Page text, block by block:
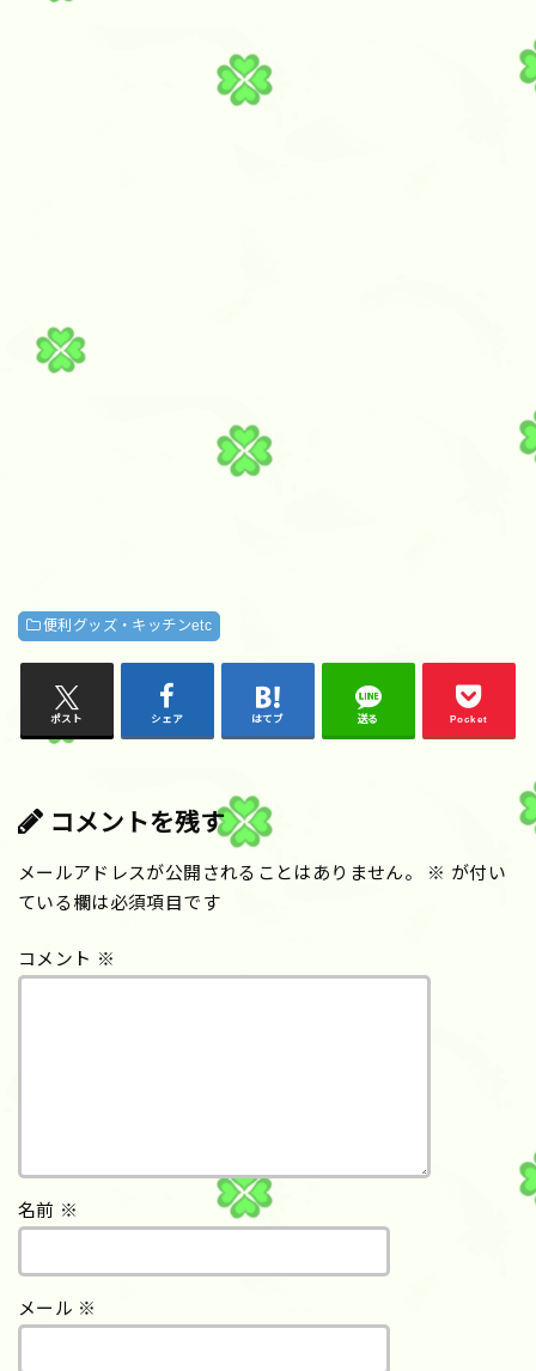
便利グッズ・キッチンetc
ポスト シェア はてブ 送る Pocket
コメントを残す
メールアドレスが公開されることはありません。 ※ が付い
ている欄は必須項目です
コメント ※
名前 ※
メール ※